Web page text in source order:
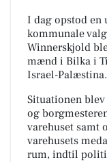
I dag opstod en
kommunale
Winnerskjold
mænd i Bilka i
Israel-Palæstina.
Situationen
og
varehuset samt
varehusets
rum, indtil